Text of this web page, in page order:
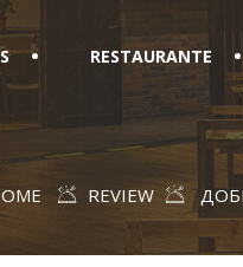
RESTAURANTE
REVIEW